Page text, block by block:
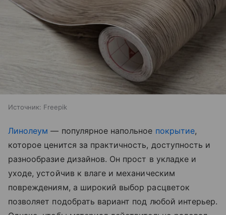
Источник: Freepik
Линолеум — популярное напольное покрытие,
которое ценится за практичность, доступность и
разнообразие дизайнов. Он прост в укладке и
уходе, устойчив к влаге и механическим
повреждениям, а широкий выбор расцветок
позволяет подобрать вариант под любой интерьер.